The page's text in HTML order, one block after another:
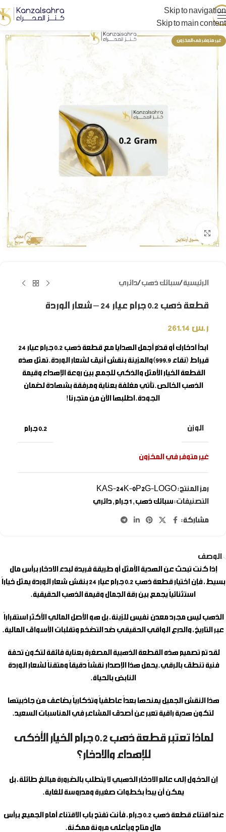
Skip to navigation
Skip to main content
غير متوفر فى المخزون
الرئيسية /سبائك ذهب /دائري
قطعة ذهب 0.2 جرام عيار 24 – شعار الوردة
ر.س
ابدأ ادخارك أو قدّم أجمل الهدايا معقطعة ذهب 0.2 جرام
عيار 24
قيراط (نقاء 999.9) والمزينة بنقش أنيق لشعار الوردة. تمثل هذه
القطعة الخيار الأمثل والذكي للجمع بين روعة الإهداء وقيمة
الذهب الخالص. تأتي مغلفة بعناية ومرفقة بشهادة لضمان
الجودة. اطلبها الآن من متجرنا!
الوزن 0.2 جرام
غير متوفر في المخزون
رمز المنتج:KAS-24K-0P2G-LOGO
التصنيفات:سبائك ذهب , 1 جرام , دائري
مشاركة:
الوصف
إذا كنت تبحث عن الهدية الأمثل أو طريقة فريدة لبدء الادخار برأس مال
بسيط، فإن اختيارقطعة ذهب 0.2 جرام
عيار 24 بنقش شعار الوردة يمثل خياراً
استثنائياً يجمع بين رقة الجمال وقيمة الذهب الحقيقية.
الذهب ليس مجرد معدن نفيس للزينة، بل هو الأصل المالي الأكثر استقراراً
عبر التاريخ، والدرع الواقي الحقيقي ضد التضخم وتقلبات الأسواق المالية.
لقد تم تصميم هذه القطعة الذهبية المصغرة بعناية فائقة لتكون تحفة
فنية تنطق بالرقي. يحمل هذا الإصدار نقشاً دقيقاً ومتقناً لشعار الوردة
النابض بالحياة.
هذا النقش الجميل يمنحها بعداً عاطفياً وتذكارياً يضاعف من جاذبيتها
لتكون هدية راقية تعبر عن أصدق المشاعر في المناسبات السعيد.
لماذا تعتبر قطعة ذهب 0.2 جرام الخيار الأذكى
للإهداء والادخار؟
إن الدخول إلى عالم الادخار الذهبي لا يتطلب بالضرورة مبالغ طائلة، بل
يمكن أن يبدأ بخطوات صغيرة ومدروسة للغاية.
عند اقتناءقطعة ذهب 0.2 جرام
، فأنت تفتح باب الاقتناء أمام الجميع برأس
مال متاح وبأعلى مرونة ممكنة.